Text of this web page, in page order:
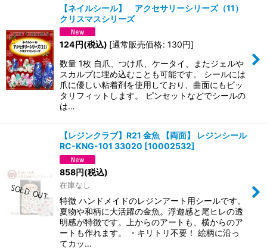
【ネイルシール】 アクセサリーシリーズ（11）
クリスマスシリーズ
124円(税込) [通常販売価格: 130円]
数量 1枚 自爪、つけ爪、ケータイ、またジェルや
スカルプに埋め込むことも可能です。 シールには
爪に優しい粘着剤を使用しており、曲面にもピッ
タリフィットします。 ピンセットなどでシールの
は…
【レジンクラブ】R21 金魚 【両面】 レジンシール
RC-KNG-101 33020 [10002532]
858円(税込)
在庫なし
特徴 ハンドメイドのレジンアート用シールです。
夏物や和柄に大活躍の金魚。浮遊感と尾ヒレの透
明感が特徴です。上からのアートも、横からのア
ートも作れます。 ・キリトリ不要！ 絵柄に沿っ
てカッ…